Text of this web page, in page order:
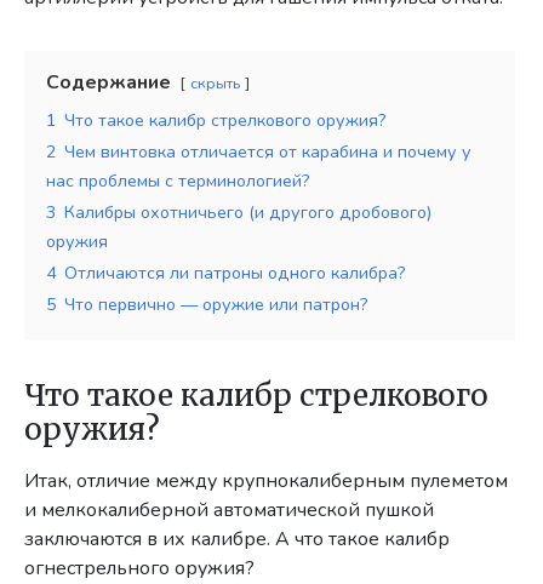
Содержание скрыть
1 Что такое калибр стрелкового оружия?
2 Чем винтовка отличается от карабина и почему у
нас проблемы с терминологией?
3 Калибры охотничьего (и другого дробового)
оружия
4 Отличаются ли патроны одного калибра?
5 Что первично — оружие или патрон?
Что такое калибр стрелкового
оружия?
Итак, отличие между крупнокалиберным пулеметом
и мелкокалиберной автоматической пушкой
заключаются в их калибре. А что такое калибр
огнестрельного оружия?